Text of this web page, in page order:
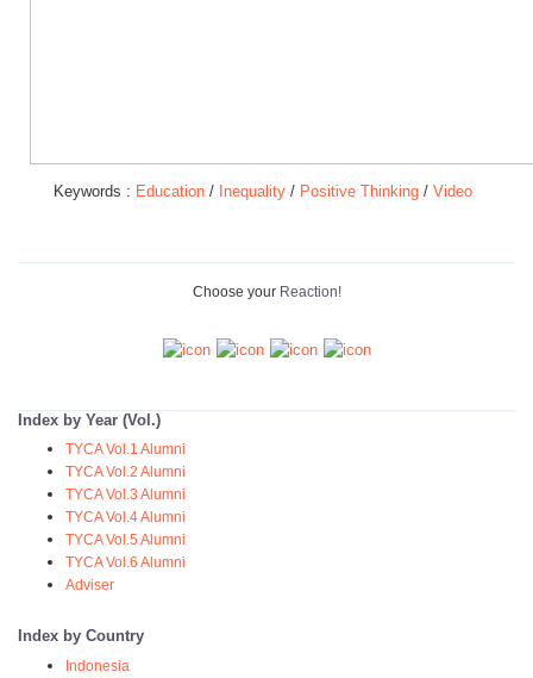
Keywords : Education / Inequality / Positive Thinking / Video
Choose your Reaction!
Index by Year (Vol.)
TYCA Vol.1 Alumni
TYCA Vol.2 Alumni
TYCA Vol.3 Alumni
TYCA Vol.4 Alumni
TYCA Vol.5 Alumni
TYCA Vol.6 Alumni
Adviser
Index by Country
Indonesia